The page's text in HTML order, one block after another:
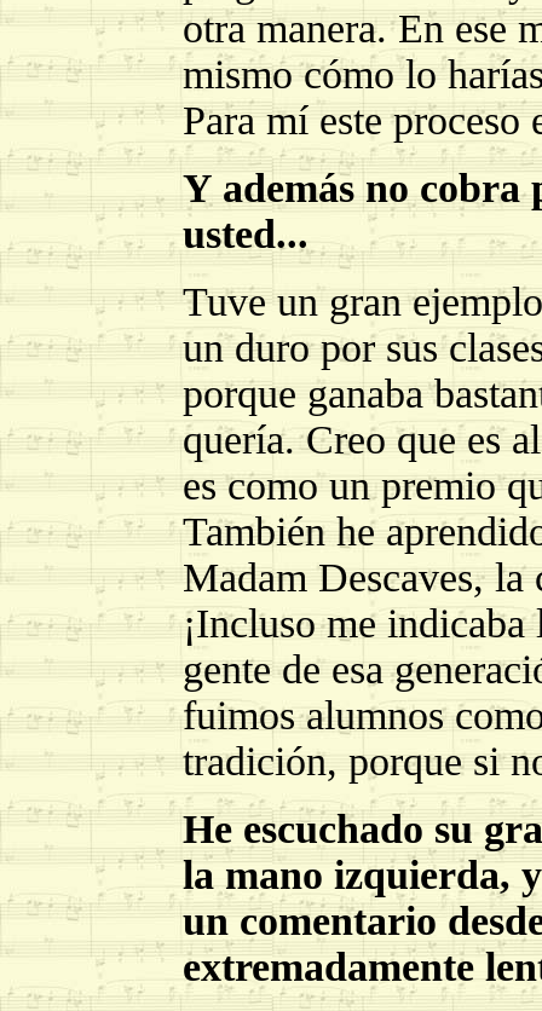
otra manera. En ese
mismo cómo lo
Para mí este proceso
Y además no cobra
usted...
Tuve un gran
un duro por sus
porque ganaba
quería. Creo que es
es como un premio
También he
Madam Descaves,
¡Incluso me
gente de esa
fuimos alumnos
tradición, porque si
He escuchado su
la mano izquierda,
un comentario
extremadamente